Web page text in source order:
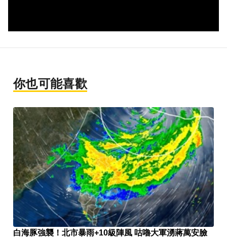
你也可能喜歡
白海豚強襲！北市暴雨+10級陣風 咕嚕大軍湧蔣萬安臉